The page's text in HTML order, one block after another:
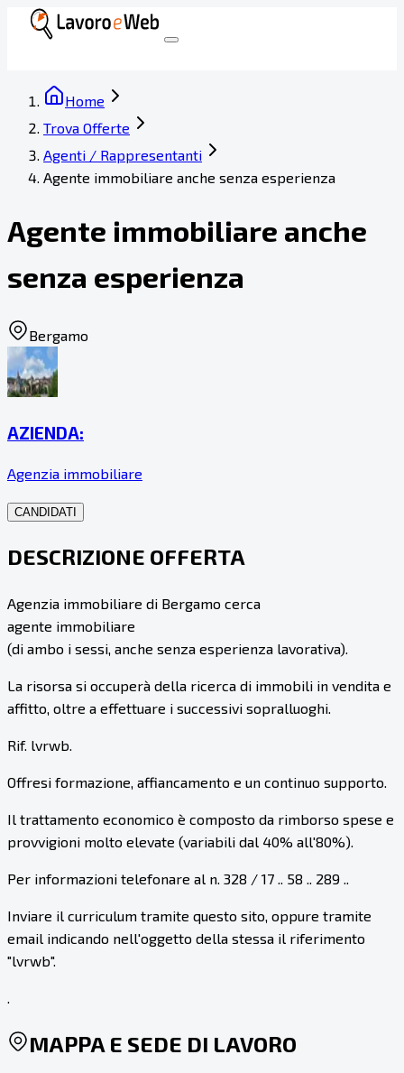
Home
Trova Offerte
Agenti / Rappresentanti
Agente immobiliare anche senza esperienza
Agente immobiliare anche
senza esperienza
Bergamo
AZIENDA:
Agenzia immobiliare
CANDIDATI
DESCRIZIONE OFFERTA
Agenzia immobiliare di Bergamo cerca
agente immobiliare
(di ambo i sessi, anche senza esperienza lavorativa).
La risorsa si occuperà della ricerca di immobili in vendita e
affitto, oltre a effettuare i successivi sopralluoghi.
Rif. lvrwb.
Offresi formazione, affiancamento e un continuo supporto.
Il trattamento economico è composto da rimborso spese e
provvigioni molto elevate (variabili dal 40% all'80%).
Per informazioni telefonare al n. 328 / 17 .. 58 .. 289 ..
Inviare il curriculum tramite questo sito, oppure tramite
email indicando nell'oggetto della stessa il riferimento
"lvrwb".
.
MAPPA E SEDE DI LAVORO